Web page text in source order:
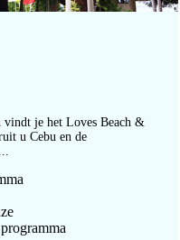
vindt je het Loves Beach &
u Cebu en de